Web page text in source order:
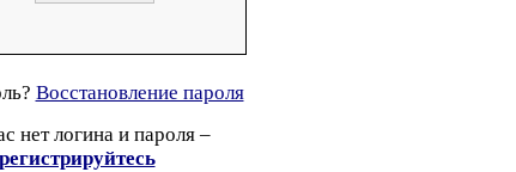
Восстановление пароля
нет логина и пароля –